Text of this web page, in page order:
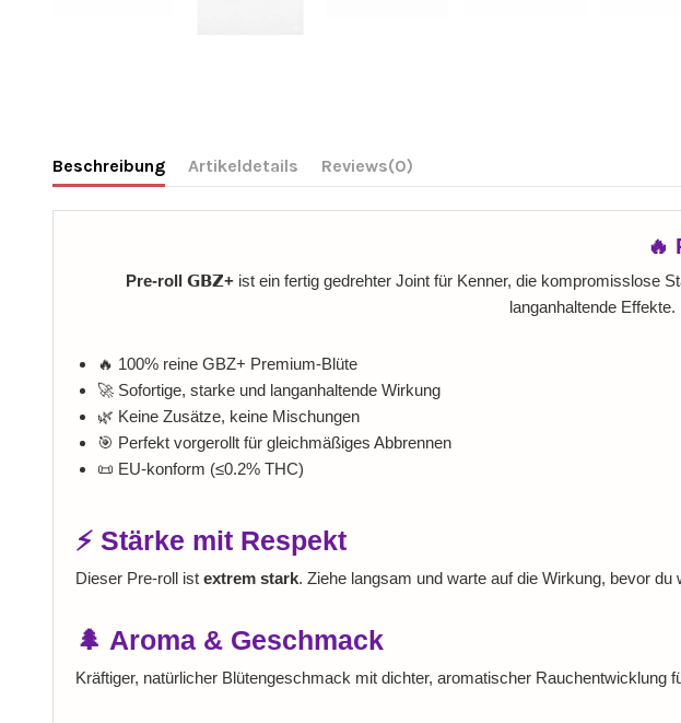
Beschreibung Artikeldetails Reviews(0)
🔥
Pre‑roll 𝗚𝗕𝗭+ ist ein fertig gedrehter Joint für Kenner, die kompromisslose
langanhaltende
🔥 100% reine GBZ+ Premium‑Blüte
🚀 Sofortige, starke und langanhaltende Wirkung
🌿 Keine Zusätze, keine Mischungen
🎯 Perfekt vorgerollt für gleichmäßiges Abbrennen
📜 EU‑konform (≤0.2% THC)
⚡ Stärke mit Respekt
Dieser Pre‑roll ist extrem stark. Ziehe langsam und warte auf die Wirkung, bevor
🌲 Aroma & Geschmack
Kräftiger, natürlicher Blütengeschmack mit dichter, aromatischer Rauchentwicklung